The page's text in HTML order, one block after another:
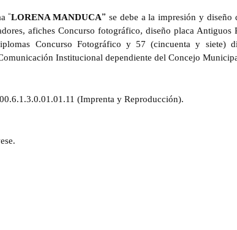
“LORENA MANDUCA” se debe a la impresión y diseño
afiches Concurso fotográfico, diseño placa Antiguos
Concurso Fotográfico y 57 (cincuenta y siete)
Institucional dependiente del Concejo
(Imprenta y Reproducción).